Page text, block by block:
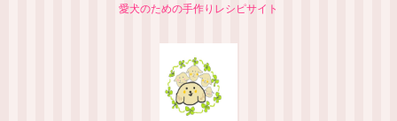
愛犬のための手作りレシピサイト